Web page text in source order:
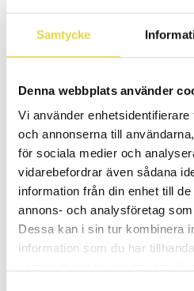
Samtycke
Denna webbplats använder
Vi använder
och annonserna till
för sociala medier och
vidarebefordrar även sådana
information från din enhet till
annons- och analysföretag
Dessa kan i sin tur kombinera
information som du har
dig mentalt, emotionellt och
yogautövare. Oavsett ålder,
kan du dra nytta av Medicinsk
efter individuella behov och mål,
träningsform för människor i alla
Passen kan göras på golv eller
förutsättningar. Från lätt till mer
befinner dig.